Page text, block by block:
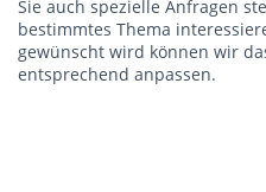
Sie auch spezielle Anfragen
bestimmtes Thema
gewünscht wird können wir
entsprechend anpassen.